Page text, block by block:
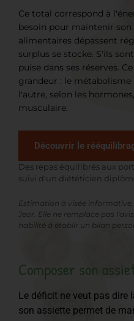
Ce total correspond à
besoin pour maintenir
alimentaires dépassent
surplus se stocke. S'ils
puise dans ses réserves.
grandeur : le métabolisme
l'autre, selon les
musculaire.
Découvrir le
Des repas équilibrés aux
suivi d'un diététicien
Estimation à visée
Jeor. Elle ne remplace pas
habilité à établir un bilan
Composer son
Le déficit ne veut pas dire
son assiette permet de